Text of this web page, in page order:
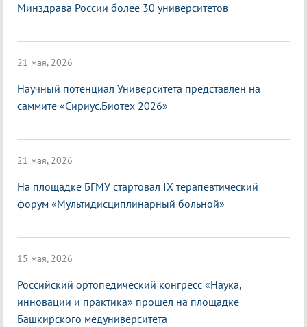
Минздрава России более 30 университетов
21 мая, 2026
Научный потенциал Университета представлен на
саммите «Сириус.Биотех 2026»
21 мая, 2026
На площадке БГМУ стартовал IX терапевтический
форум «Мультидисциплинарный больной»
15 мая, 2026
Российский ортопедический конгресс «Наука,
инновации и практика» прошел на площадке
Башкирского медуниверситета